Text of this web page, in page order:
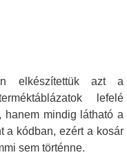
elkészítettük azt a
lefelé
hanem mindig látható a
a kódban, ezért a kosár
sem történne.